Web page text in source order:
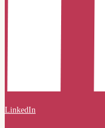
LinkedIn